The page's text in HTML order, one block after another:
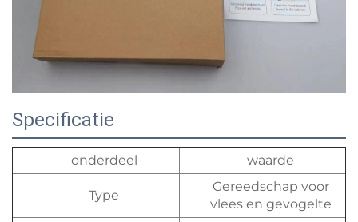
Specificatie
onderdeel waarde
Type
Gereedschap voor
vlees en gevogelte